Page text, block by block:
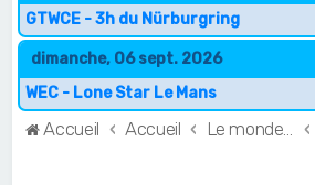
GTWCE - 3h du Nürburgring
dimanche, 06 sept. 2026
WEC - Lone Star Le Mans
Accueil Accueil